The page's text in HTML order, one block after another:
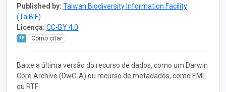
Published by: Taiwan Biodiversity Information Facility
(TaiBIF)
Licença: CC-BY 4.0
Como citar
Baixe a última versão do recurso de dados, como um Darwin
Core Archive (DwC-A) ou recurso de metadados, como EML
ou RTF: